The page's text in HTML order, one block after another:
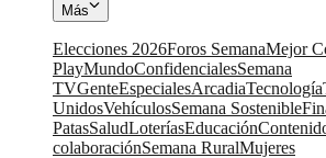
Más
Elecciones 2026Foros SemanaMejor
PlayMundoConfidencialesSemana
TVGenteEspecialesArcadiaTecnología
UnidosVehículosSemana Sostenible
PatasSaludLoteríasEducación
colaboraciónSemana RuralMujeres